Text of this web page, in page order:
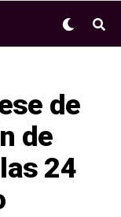
de
de
24